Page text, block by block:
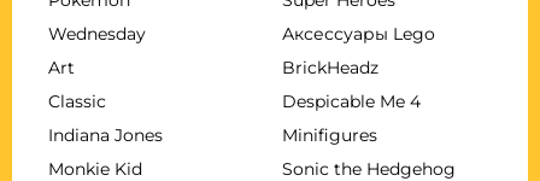
Wednesday
Аксессуары Lego
Art
BrickHeadz
Classic
Despicable Me 4
Indiana Jones
Minifigures
Monkie Kid
Sonic the Hedgehog